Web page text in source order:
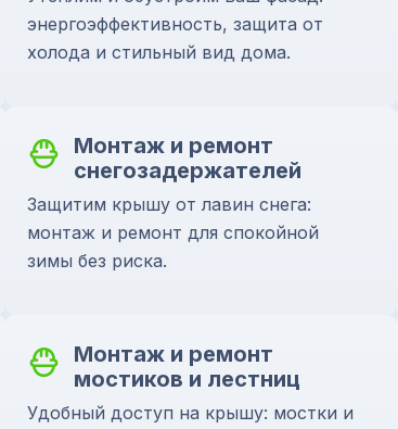
энергоэффективность, защита от
холода и стильный вид дома.
Монтаж и ремонт
снегозадержателей
Защитим крышу от лавин снега:
монтаж и ремонт для спокойной
зимы без риска.
Монтаж и ремонт
мостиков и лестниц
Удобный доступ на крышу: мостки и